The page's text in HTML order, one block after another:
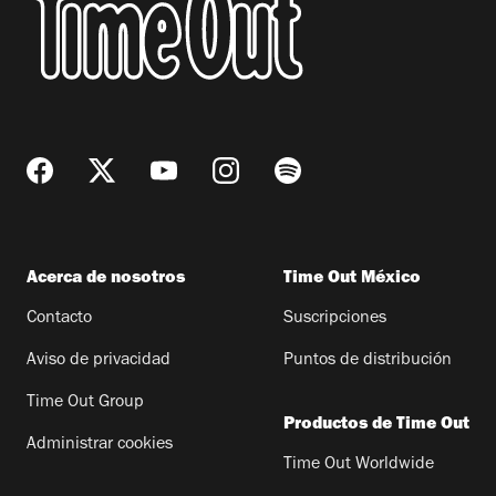
Acerca de nosotros
Contacto
Aviso de privacidad
Time Out Group
Administrar cookies
Time Out México
Suscripciones
Puntos de distribución
Productos de Time Out
Time Out Worldwide